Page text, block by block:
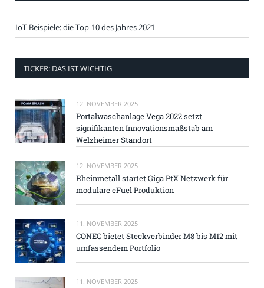
IoT-Beispiele: die Top-10 des Jahres 2021
TICKER: DAS IST WICHTIG
12. NOVEMBER 2025
Portalwaschanlage Vega 2022 setzt
signifikanten Innovationsmaßstab am
Welzheimer Standort
12. NOVEMBER 2025
Rheinmetall startet Giga PtX Netzwerk für
modulare eFuel Produktion
11. NOVEMBER 2025
CONEC bietet Steckverbinder M8 bis M12 mit
umfassendem Portfolio
11. NOVEMBER 2025